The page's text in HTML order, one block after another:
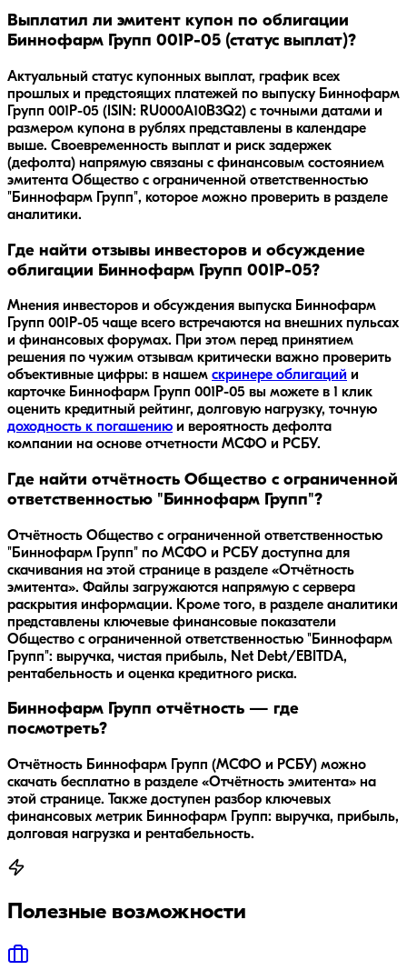
Выплатил ли эмитент купон по облигации
Биннофарм Групп 001Р-05 (статус выплат)?
Актуальный статус купонных выплат, график всех
прошлых и предстоящих платежей по выпуску Биннофарм
Групп 001Р-05 (ISIN: RU000A10B3Q2) с точными датами и
размером купона в рублях представлены в календаре
выше. Своевременность выплат и риск задержек
(дефолта) напрямую связаны с финансовым состоянием
эмитента Общество с ограниченной ответственностью
"Биннофарм Групп", которое можно проверить в разделе
аналитики.
Где найти отзывы инвесторов и обсуждение
облигации Биннофарм Групп 001Р-05?
Мнения инвесторов и обсуждения выпуска Биннофарм
Групп 001Р-05 чаще всего встречаются на внешних пульсах
и финансовых форумах. При этом перед принятием
решения по чужим отзывам критически важно проверить
объективные цифры: в нашем скринере облигаций и
карточке Биннофарм Групп 001Р-05 вы можете в 1 клик
оценить кредитный рейтинг, долговую нагрузку, точную
доходность к погашению и вероятность дефолта
компании на основе отчетности МСФО и РСБУ.
Где найти отчётность Общество с ограниченной
ответственностью "Биннофарм Групп"?
Отчётность Общество с ограниченной ответственностью
"Биннофарм Групп" по МСФО и РСБУ доступна для
скачивания на этой странице в разделе «Отчётность
эмитента». Файлы загружаются напрямую с сервера
раскрытия информации. Кроме того, в разделе аналитики
представлены ключевые финансовые показатели
Общество с ограниченной ответственностью "Биннофарм
Групп": выручка, чистая прибыль, Net Debt/EBITDA,
рентабельность и оценка кредитного риска.
Биннофарм Групп отчётность — где
посмотреть?
Отчётность Биннофарм Групп (МСФО и РСБУ) можно
скачать бесплатно в разделе «Отчётность эмитента» на
этой странице. Также доступен разбор ключевых
финансовых метрик Биннофарм Групп: выручка, прибыль,
долговая нагрузка и рентабельность.
Полезные возможности